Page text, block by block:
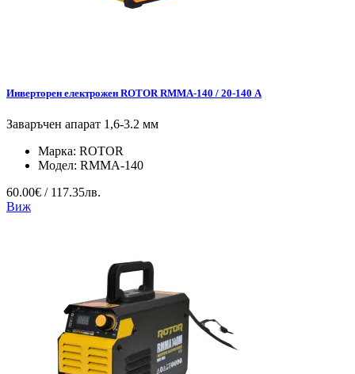
Инверторен електрожен ROTOR RMMA-140 / 20-140 А
Заваръчен апарат 1,6-3.2 мм
Марка: ROTOR
Модел: RMMA-140
60.00€ / 117.35лв.
Виж